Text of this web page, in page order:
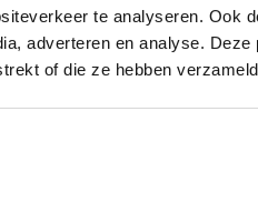
te analyseren. Ook
adverteren en analyse.
of die ze hebben